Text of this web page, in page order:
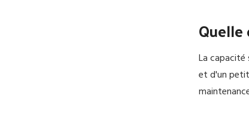
La
et d'un